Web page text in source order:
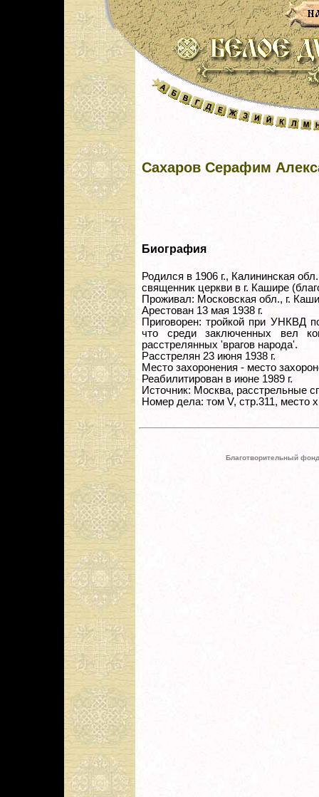
Сахаров Серафим
Биография
Родился в 1906 г., Калининская
священник церкви в г. Кашире
Проживал: Московская обл., г.
Арестован 13 мая 1938 г.
Приговорен: тройкой при УНКВД
что среди заключенных вел
расстрелянных 'врагов народа'.
Расстрелян 23 июня 1938 г.
Место захоронения - место
Реабилитирован в июне 1989 г.
Источник: Москва, расстрельные
Номер дела: том V, стр.311,
Благотворительный